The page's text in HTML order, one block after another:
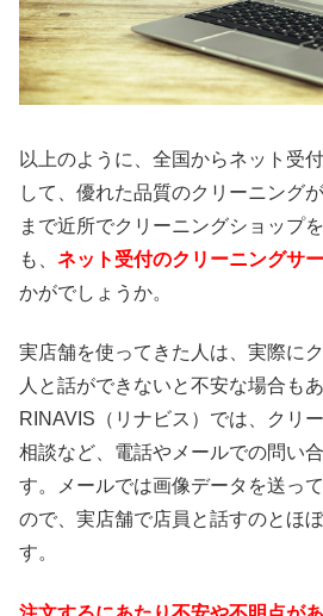
以上のように、全国からネット受
して、優れた品質のクリーニング
まで近所でクリーニングショップ
も、 ネット受付のクリーニングサ
かがでしょうか。
実店舗を使ってきた人は、実際に
人と話ができないと不安な場合も
RINAVIS（リナビス）では、クリ
相談など、電話やメールでの問い
す。メールでは画像データを送っ
ので、実店舗で店員と話すのとほ
す。